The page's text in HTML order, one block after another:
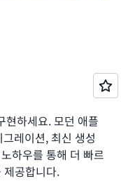
현하세요. 모던 애플
레이션, 최신 생성
하우를 통해 더 빠르
제공합니다.